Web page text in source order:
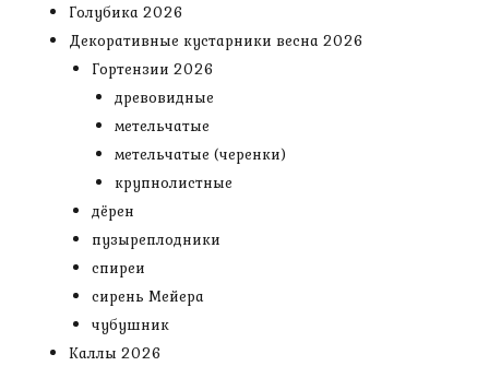
Голубика 2026
Декоративные кустарники весна 2026
Гортензии 2026
древовидные
метельчатые
метельчатые (черенки)
крупнолистные
дёрен
пузыреплодники
спиреи
сирень Мейера
чубушник
Каллы 2026